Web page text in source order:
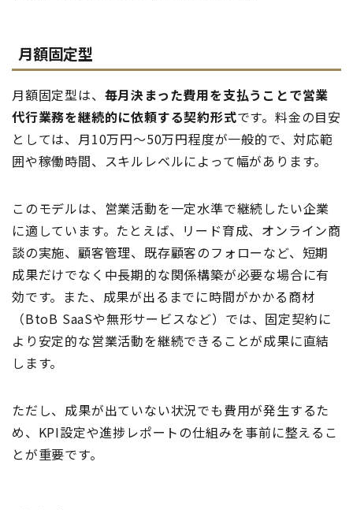
月額固定型
月額固定型は、 毎月決まった費用を支払うことで営業
代行業務を継続的に依頼する契約形式です。料金の目安
としては、月10万円〜50万円程度が一般的で、対応範
囲や稼働時間、スキルレベルによって幅があります。
このモデルは、営業活動を一定水準で継続したい企業
に適しています。たとえば、リード育成、オンライン商
談の実施、顧客管理、既存顧客のフォローなど、短期
成果だけでなく中長期的な関係構築が必要な場合に有
効です。また、成果が出るまでに時間がかかる商材
（BtoB SaaSや無形サービスなど）では、固定契約に
より安定的な営業活動を継続できることが成果に直結
します。
ただし、成果が出ていない状況でも費用が発生するた
め、KPI設定や進捗レポートの仕組みを事前に整えるこ
とが重要です。